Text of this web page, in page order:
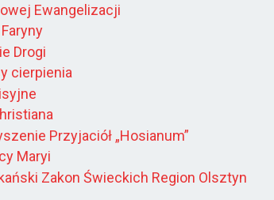
Ewangelizacji
Drogi
cierpienia
Przyjaciół „Hosianum”
Maryi
Zakon Świeckich Region Olsztyn